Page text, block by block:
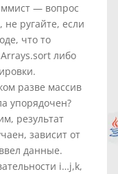
— вопрос
ругайте, если
что то
либо
разве массив
упорядочен?
результат
зависит от
данные.
i…j,k,